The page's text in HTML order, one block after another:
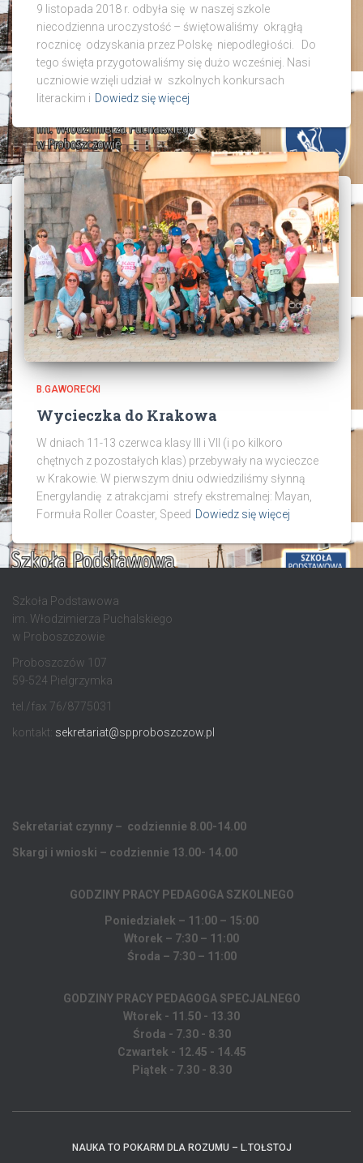
9 listopada 2018 r. odbyła się w naszej szkole
niecodzienna uroczystość – świętowaliśmy okrągłą
rocznicę odzyskania przez Polskę niepodległości. Do
tego święta przygotowaliśmy się dużo wcześniej. Nasi
uczniowie wzięli udział w szkolnych konkursach
literackim i Dowiedz się więcej
B.GAWORECKI
Wycieczka do Krakowa
W dniach 11-13 czerwca klasy III i VII (i po kilkoro
chętnych z pozostałych klas) przebywały na wycieczce
w Krakowie. W pierwszym dniu odwiedziliśmy słynną
Energylandię z atrakcjami strefy ekstremalnej: Mayan,
Formuła Roller Coaster, Speed Dowiedz się więcej
Szkoła Podstawowa
im. Włodzimierza Puchalskiego
w Proboszczowie
Proboszczów 107
59-524 Pielgrzymka
tel./fax 76/8775031
kontakt: sekretariat@spproboszczow.pl
Sekretariat czynny – codziennie 8.00-14.00
Skargi i wnioski – codziennie 13.00- 14.00
GODZINY PRACY PEDAGOGA SZKOLNEGO
Poniedziałek – 11:00 – 15:00
Wtorek – 7:30 – 11:00
Środa – 7:30 – 11:00
GODZINY PRACY PEDAGOGA SPECJALNEGO
Wtorek - 11.50 - 13.30
Środa - 7.30 - 8.30
Czwartek - 12.45 - 14.45
Piątek - 7.30 - 8.30
NAUKA TO POKARM DLA ROZUMU – L.TOŁSTOJ